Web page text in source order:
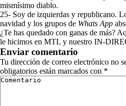
mismísimo diablo.
25- Soy de izquierdas y republicano.
navidad y los grupos de Whats App
¿Te has quedado con ganas de más?
le hicimos en MTL y nuestro IN-
Enviar comentario
Tu dirección de correo electrónico no
obligatorios están marcados con *